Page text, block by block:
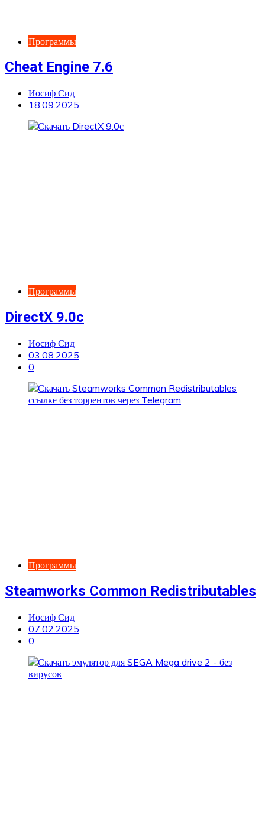
Программы
Cheat Engine 7.6
Иосиф Сид
18.09.2025
Программы
DirectX 9.0c
Иосиф Сид
03.08.2025
0
Программы
Steamworks Common Redistributables
Иосиф Сид
07.02.2025
0